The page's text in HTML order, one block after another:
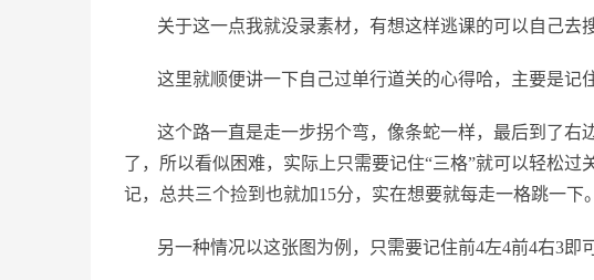
关于这一点我就没录素材，有想这样逃课的可以自己去
这里就顺便讲一下自己过单行道关的心得哈，主要是记
这个路一直是走一步拐个弯，像条蛇一样，最后到了
了，所以看似困难，实际上只需要记住“三格”就可以轻松
记，总共三个捡到也就加15分，实在想要就每走一格跳一下。
另一种情况以这张图为例，只需要记住前4左4前4右3即可